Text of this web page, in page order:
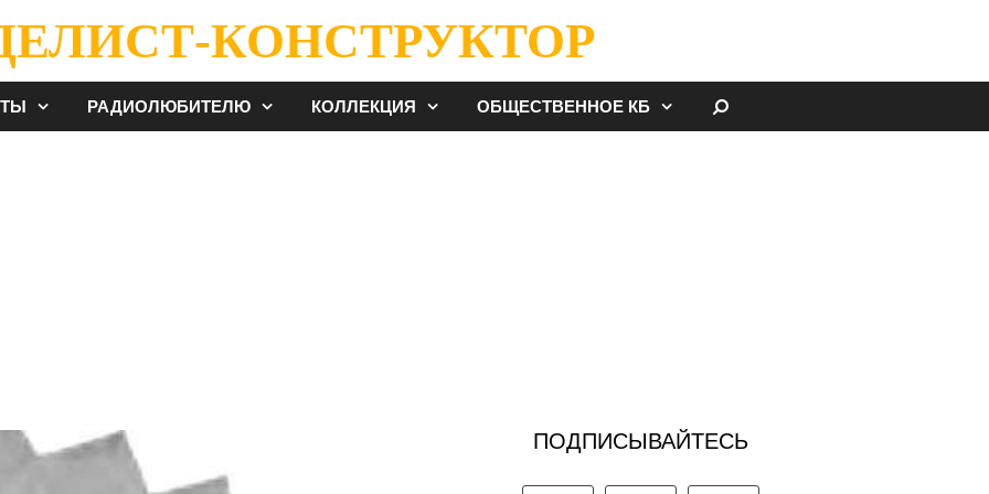
КОНСТРУКТОР
РАДИОЛЮБИТЕЛЮ КОЛЛЕКЦИЯ ОБЩЕСТВЕННОЕ КБ
ПОДПИСЫВАЙТЕСЬ